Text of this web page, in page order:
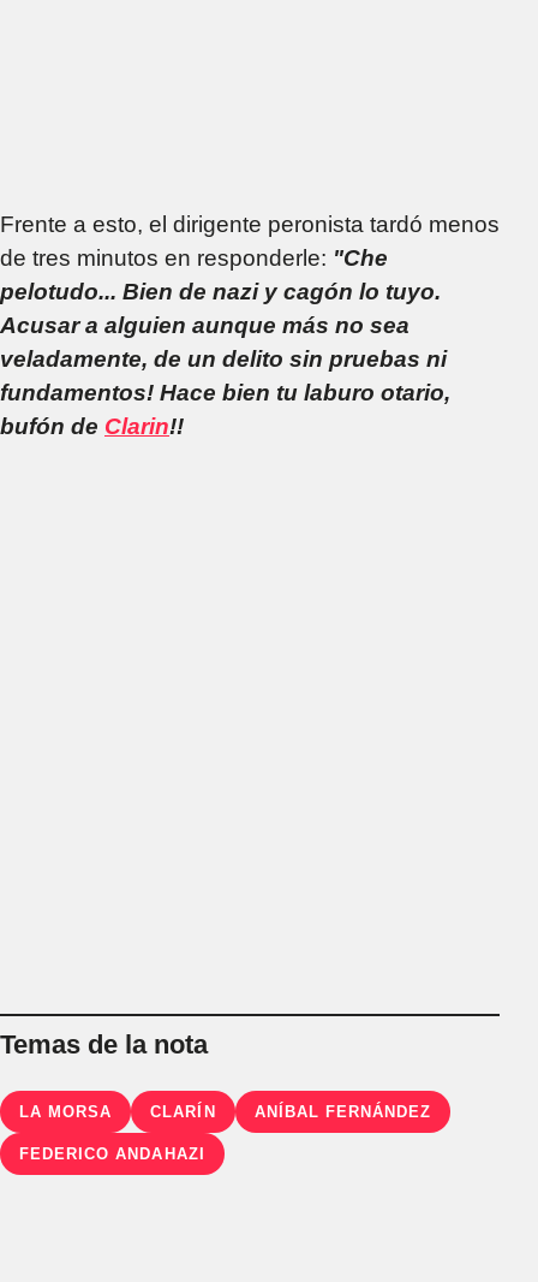
Frente a esto, el dirigente peronista tardó menos
de tres minutos en responderle: "Che
pelotudo... Bien de nazi y cagón lo tuyo.
Acusar a alguien aunque más no sea
veladamente, de un delito sin pruebas ni
fundamentos! Hace bien tu laburo otario,
bufón de Clarin!!
Temas de la nota
LA MORSA CLARÍN ANÍBAL FERNÁNDEZ
FEDERICO ANDAHAZI